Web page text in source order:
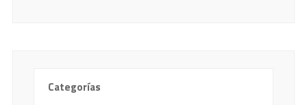
Categorías